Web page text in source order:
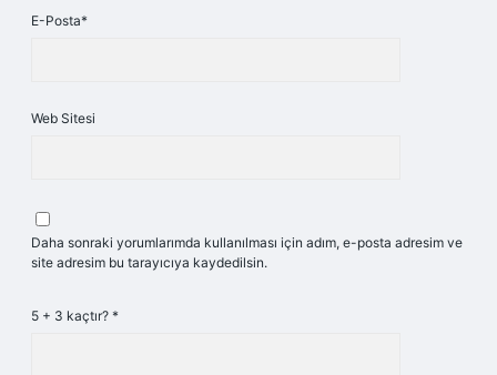
E-Posta*
Web Sitesi
Daha sonraki yorumlarımda kullanılması için adım, e-posta adresim ve
site adresim bu tarayıcıya kaydedilsin.
5 + 3 kaçtır? *